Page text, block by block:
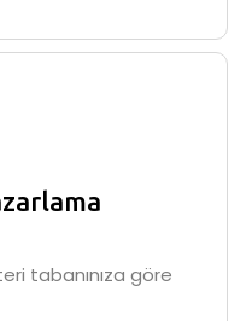
tabanınıza göre